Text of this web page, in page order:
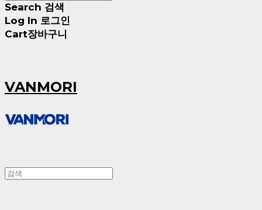
Search 검색
Log In 로그인
Cart장바구니
VANMORI